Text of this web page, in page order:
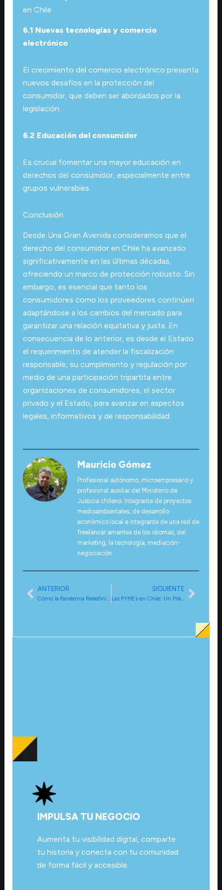
en Chile
6.1 Nuevas tecnologías y comercio
electrónico
El crecimiento del comercio electrónico presenta
nuevos desafíos en la protección del
consumidor, que deben ser abordados por la
legislación.
6.2 Educación del consumidor
Es crucial fomentar una mayor educación en
derechos del consumidor, especialmente entre
grupos vulnerables.
Conclusión
Desde Una Gran Avenida consideramos que el
derecho del consumidor en Chile ha avanzado
significativamente en las últimas décadas,
ofreciendo un marco de protección robusto. Sin
embargo, es esencial que tanto los
consumidores como los proveedores continúen
adaptándose a los cambios del mercado para
garantizar una relación equitativa y justa. En
consecuencia de lo anterior, es desde el Estado
el requerimiento de atender la fiscalización
responsable, su cumplimiento y regulación por
medio de una participación tripartita entre
organizaciones de consumidores, el sector
privado y el Estado, para avanzar en aspectos
legales, informativos y de responsabilidad.
Mauricio Gómez
Profesional autónomo, microempresario y
profesional auxiliar del Ministerio de
Justicia chileno. Integrante de proyectos
medioambientales, de desarrollo
económico local e integrante de una red de
freelancer amantes de los idiomas, del
marketing, la tecnología, mediación-
negociación.
AntANTERIOR
Cómo la Pandemia Redefinió lo que es ‘Esencial’
SIGUIENTE
Las PYMEs en Chile: Un Pilar Fundamental para el Desarrollo Económico y Social
IMPULSA TU NEGOCIO
Aumenta tu visibilidad digital, comparte
tu historia y conecta con tu comunidad
de forma fácil y accesible.